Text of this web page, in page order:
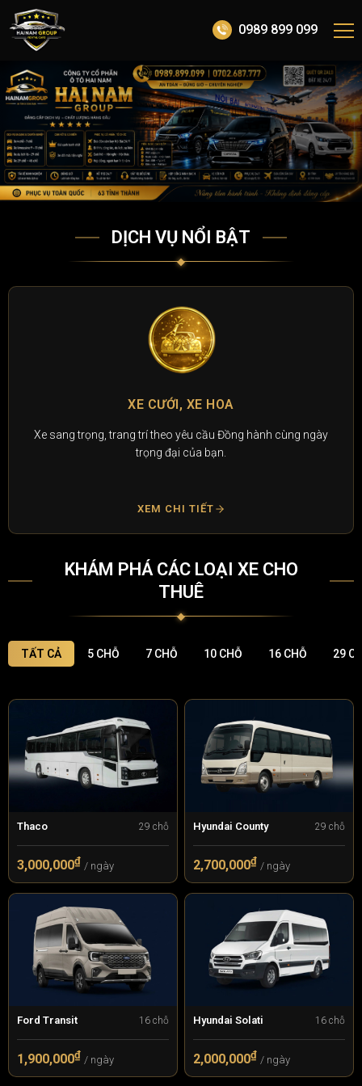
0989 899 099
DỊCH VỤ NỔI BẬT
hành cùng ngày
CHO THUÊ XE SỰ
Dàn xe sang trọng, lịch lãm phục vụ hội
chương trình quảng bá thương
KHÁM PHÁ CÁC LOẠI XE CHO
THUÊ
TẤT CẢ 5 CHỖ 7 CHỖ 10 CHỖ 16 CHỖ 29
Thaco 29 chỗ
3,000,000₫ / ngày
Hyundai County 29 chỗ
2,700,000₫ / ngày
Ford Transit 16 chỗ
1,900,000₫ / ngày
Hyundai Solati 16 chỗ
2,000,000₫ / ngày